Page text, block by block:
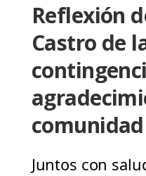
Reflexión
Castro de
Juntos con